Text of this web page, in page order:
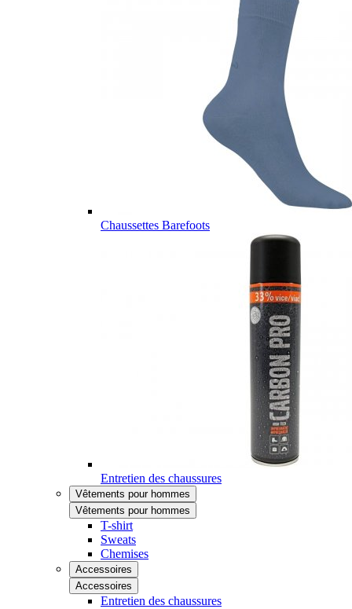
Chaussettes Barefoots
Entretien des chaussures
Vêtements pour hommes
Vêtements pour hommes
T-shirt
Sweats
Chemises
Accessoires
Accessoires
Entretien des chaussures